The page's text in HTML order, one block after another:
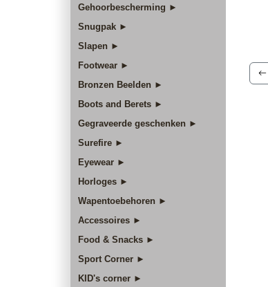
Gehoorbescherming ►
Snugpak ►
Slapen ►
Footwear ►
Bronzen Beelden ►
Boots and Berets ►
Gegraveerde geschenken ►
Surefire ►
Eyewear ►
Horloges ►
Wapentoebehoren ►
Accessoires ►
Food & Snacks ►
Sport Corner ►
KID's corner ►